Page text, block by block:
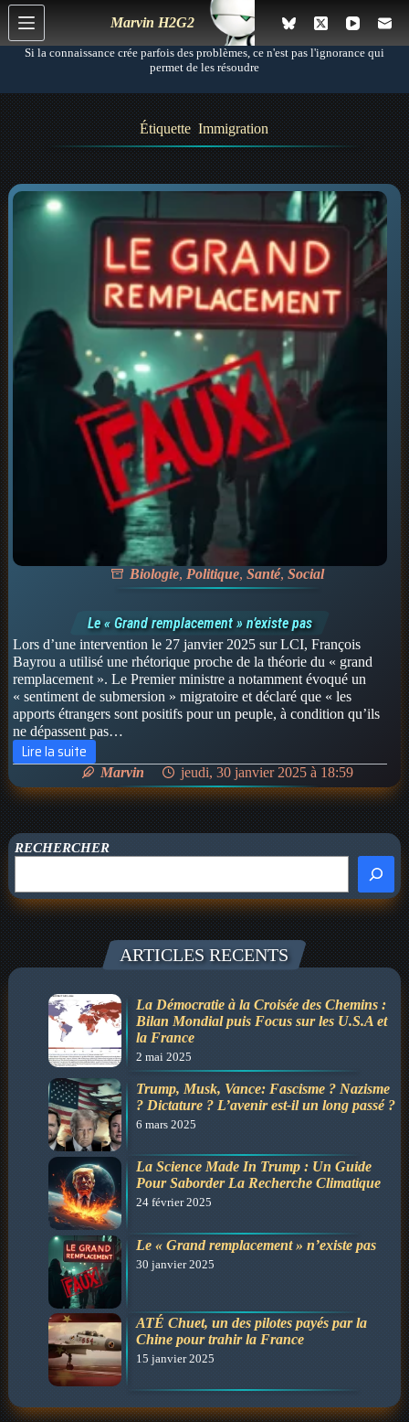
P
a
s
r
a
u
c
o
n
Marvin H2G2
Si la connaissance crée parfois des problèmes, ce n'est pas l'ignorance qui
permet de les résoudre
ÉtiquetteImmigration
Biologie, Politique,Santé,Social
Le « Grand remplacement » n’existe pas
Lors d’une intervention le 27 janvier 2025 sur LCI, François
Bayrou a utilisé une rhétorique proche de la théorie du « grand
remplacement ». Le Premier ministre a notamment évoqué un
« sentiment de submersion » migratoire et déclaré que « les
apports étrangers sont positifs pour un peuple, à condition qu’ils
ne dépassent pas…
Lire la suite
Le
«
Grand
remplacement
»
pas
Marvin jeudi, 30 janvier 2025 à 18:59
RECHERCHER
ARTICLES RECENTS
La Démocratie à la Croisée des Chemins :
Bilan Mondial puis Focus sur les U.S.A et
la France
2 mai 2025
Trump, Musk, Vance: Fascisme ? Nazisme
? Dictature ? L’avenir est-il un long passé ?
6 mars 2025
La Science Made In Trump : Un Guide
Pour Saborder La Recherche Climatique
24 février 2025
Le « Grand remplacement » n’existe pas
30 janvier 2025
ATÉ Chuet, un des pilotes payés par la
Chine pour trahir la France
15 janvier 2025